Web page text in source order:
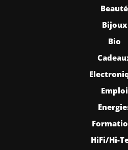
Beauté
Bijoux
Bio
Emploi
HiFi/Hi-